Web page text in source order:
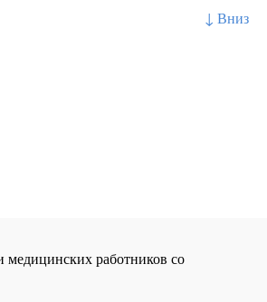
↓ Вниз
медицинских работников со